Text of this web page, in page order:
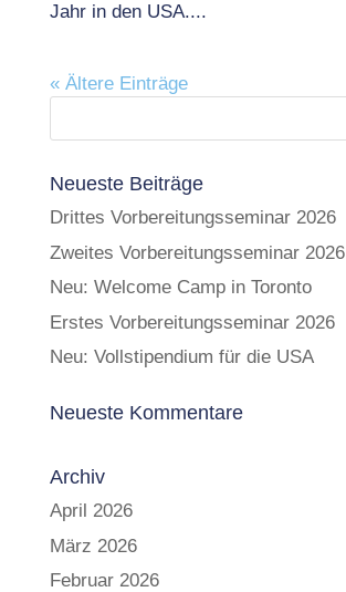
Jahr in den USA....
« Ältere Einträge
Neueste Beiträge
Drittes Vorbereitungsseminar 2026
Zweites Vorbereitungsseminar 2026
Neu: Welcome Camp in Toronto
Erstes Vorbereitungsseminar 2026
Neu: Vollstipendium für die USA
Neueste Kommentare
Archiv
April 2026
März 2026
Februar 2026